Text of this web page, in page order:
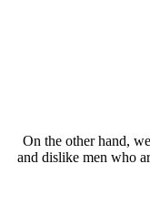
On the other hand,
and dislike men who